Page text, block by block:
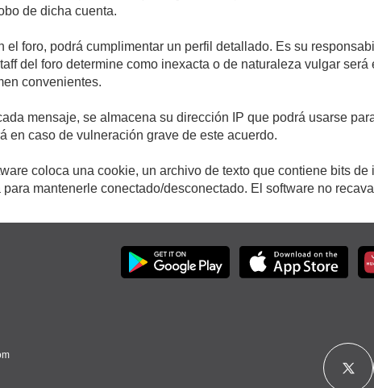
de dicha cuenta.
el foro, podrá cumplimentar un perfil detallado. Es su
del foro determine como inexacta o de naturaleza vulgar
convenientes.
mensaje, se almacena su dirección IP que podrá usarse
en caso de vulneración grave de este acuerdo.
coloca una cookie, un archivo de texto que contiene bits
mantenerle conectado/desconectado. El software no